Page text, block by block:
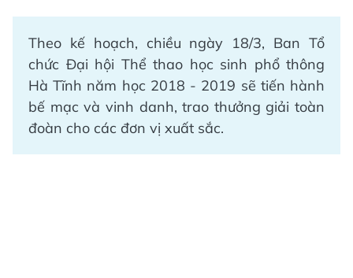
Theo kế hoạch, chiều ngày 18/3, Ban Tổ
chức Đại hội Thể thao học sinh phổ thông
Hà Tĩnh năm học 2018 - 2019 sẽ tiến hành
bế mạc và vinh danh, trao thưởng giải toàn
đoàn cho các đơn vị xuất sắc.